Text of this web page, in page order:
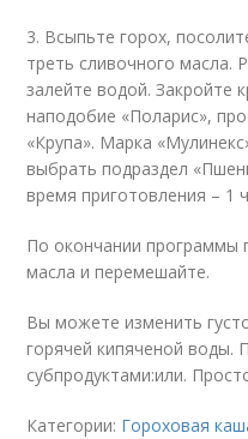
3. Всыпьте горох,
треть сливочного масла.
залейте водой. Закройте
наподобие «Поларис»,
«Крупа». Марка
выбрать подраздел
время приготовления – 1
По окончании программы
масла и перемешайте.
Вы можете изменить
горячей кипяченой воды.
субпродуктами:или.
Категории: Гороховая